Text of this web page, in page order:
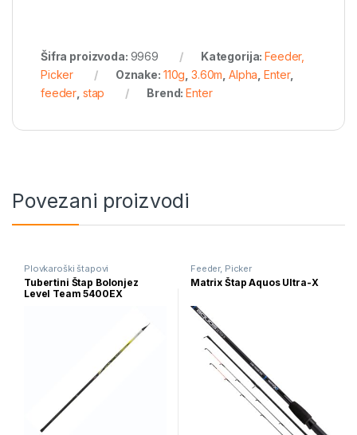
Šifra proizvoda: 9969 Kategorija:Feeder,
Picker
Oznake: 110g 3.60m ,Alpha ,Enter,
feeder stap Brend:Enter
Povezani proizvodi
Plovkaroški štapovi
Tubertini Štap Bolonjez
Level Team 5400EX
Feeder, Picker
Matrix Štap Aquos Ultra-X